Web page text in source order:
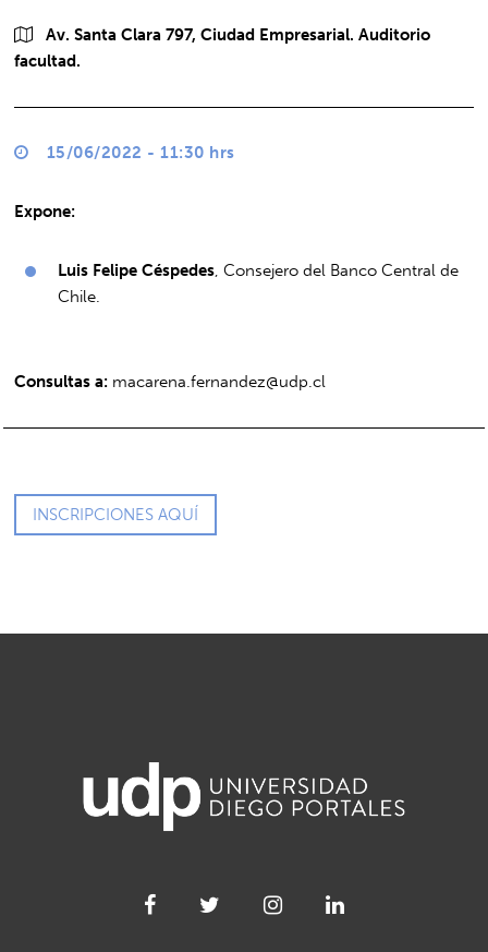
Av. Santa Clara 797, Ciudad Empresarial. Auditorio
facultad.
15/06/2022 - 11:30 hrs
Expone:
Luis Felipe Céspedes , Consejero del Banco Central de
Chile.
Consultas a: macarena.fernandez@udp.cl
INSCRIPCIONES AQUÍ